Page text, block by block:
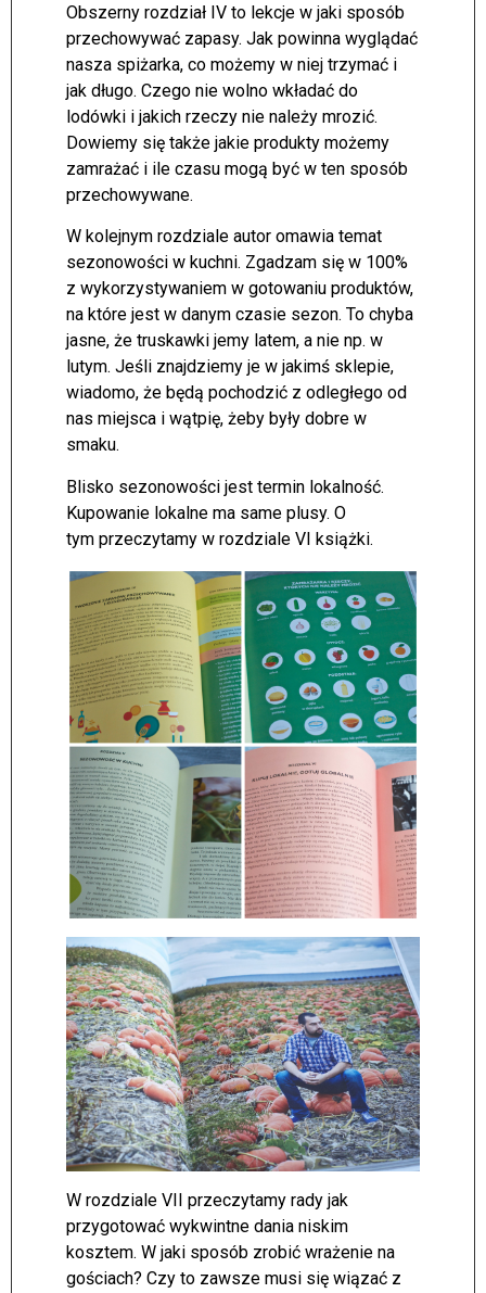
Obszerny rozdział IV to lekcje w jaki sposób
przechowywać zapasy. Jak powinna wyglądać
nasza spiżarka, co możemy w niej trzymać i
jak długo. Czego nie wolno wkładać do
lodówki i jakich rzeczy nie należy mrozić.
Dowiemy się także jakie produkty możemy
zamrażać i ile czasu mogą być w ten sposób
przechowywane.
W kolejnym rozdziale autor omawia temat
sezonowości w kuchni. Zgadzam się w 100%
z wykorzystywaniem w gotowaniu produktów,
na które jest w danym czasie sezon. To chyba
jasne, że truskawki jemy latem, a nie np. w
lutym. Jeśli znajdziemy je w jakimś sklepie,
wiadomo, że będą pochodzić z odległego od
nas miejsca i wątpię, żeby były dobre w
smaku.
Blisko sezonowości jest termin lokalność.
Kupowanie lokalne ma same plusy. O
tym przeczytamy w rozdziale VI książki.
W rozdziale VII przeczytamy rady jak
przygotować wykwintne dania niskim
kosztem. W jaki sposób zrobić wrażenie na
gościach? Czy to zawsze musi się wiązać z